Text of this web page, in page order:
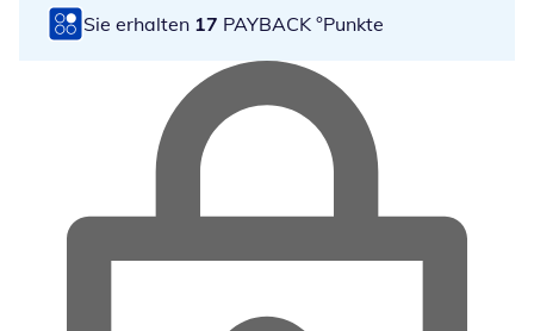
Sie erhalten 17 PAYBACK °Punkte